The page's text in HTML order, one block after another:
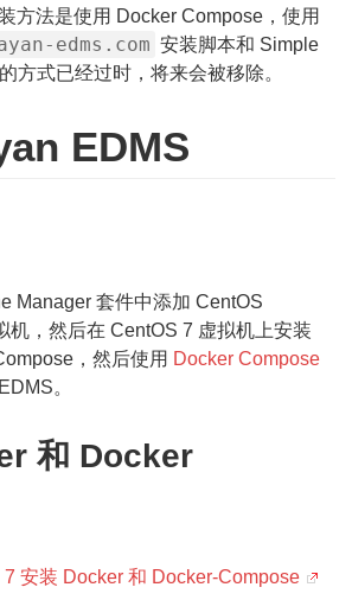
方法是使用 Docker Compose，使用
edms.com 安装脚本和 Simple
方式已经过时，将来会被移除。
EDMS
Manager 套件中添加 CentOS
机，然后在 CentOS 7 虚拟机上安装
，然后使用 Docker Compose
。
和 Docker
7 安装 Docker 和 Docker-Compose